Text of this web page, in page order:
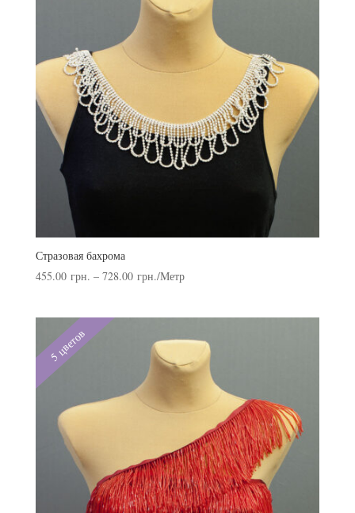
Стразовая бахрома
455.00 грн. – 728.00 грн./Метр
5 цветов